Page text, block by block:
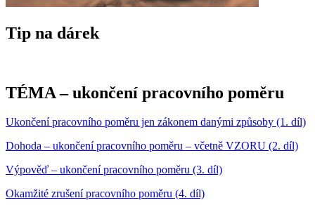
Tip na dárek
TÉMA – ukončení pracovního poměru
Ukončení pracovního poměru jen zákonem danými způsoby (1. díl)
Dohoda – ukončení pracovního poměru – včetně VZORU (2. díl)
Výpověď – ukončení pracovního poměru (3. díl)
Okamžité zrušení pracovního poměru (4. díl)